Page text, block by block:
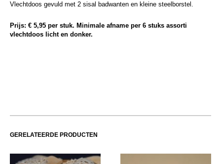
Vlechtdoos gevuld met 2 sisal badwanten en kleine steelborstel.
Prijs: € 5,95 per stuk. Minimale afname per 6 stuks assorti
vlechtdoos licht en donker.
GERELATEERDE PRODUCTEN